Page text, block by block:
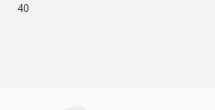
40